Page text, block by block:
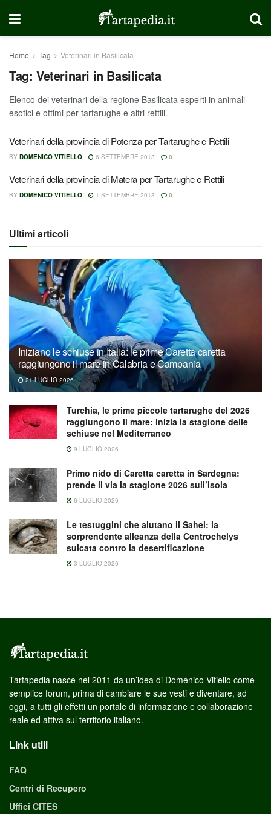
Home Tag Veterinari in Basilicata
Tag: Veterinari in Basilicata
Elenco dei veterinari della regione Basilicata esperti in animali
esotici e ottimi per tartarughe e altri rettili.
Veterinari della provincia di Potenza per Tartarughe e Rettili
BY DOMENICO VITIELLO 6 SETTEMBRE 2013 0
Veterinari della provincia di Matera per Tartarughe e Rettili
BY DOMENICO VITIELLO 1 SETTEMBRE 2013 0
Ultimi articoli
Iniziano le schiuse in Italia: le prime Caretta caretta
raggiungono il mare in Calabria e Campania
21 LUGLIO 2026
Turchia, le prime piccole tartarughe del 2026
raggiungono il mare: inizia la stagione delle
schiuse nel Mediterraneo
9 LUGLIO 2026
Primo nido di Caretta caretta in Sardegna:
prende il via la stagione 2026 sull’isola
6 LUGLIO 2026
Le testuggini che aiutano il Sahel: la
sorprendente alleanza della Centrochelys
sulcata contro la desertificazione
3 LUGLIO 2026
Tartapedia nasce nel 2011 da un’idea di Domenico Vitiello come
semplice forum, prima di cambiare le sue vesti e diventare, ad
oggi, a tutti gli effetti un portale di informazione e collaborazione
reale ed attiva sul territorio italiano.
Link utili
FAQ
Centri di Recupero
Uffici CITES